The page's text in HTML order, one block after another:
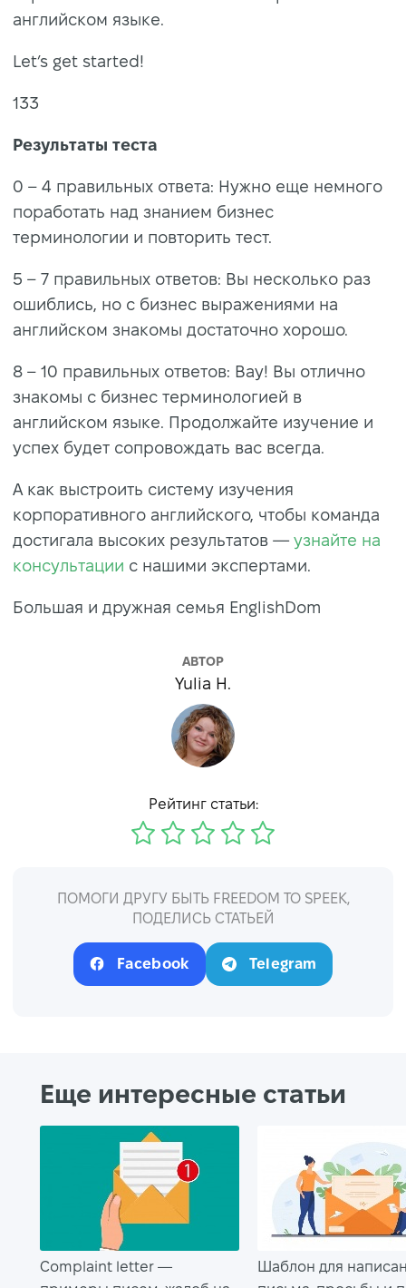
английском языке.
Let’s get started!
133
Результаты теста
0 – 4 правильных ответа: Нужно еще немного
поработать над знанием бизнес
терминологии и повторить тест.
5 – 7 правильных ответов: Вы несколько раз
ошиблись, но с бизнес выражениями на
английском знакомы достаточно хорошо.
8 – 10 правильных ответов: Вау! Вы отлично
знакомы с бизнес терминологией в
английском языке. Продолжайте изучение и
успех будет сопровождать вас всегда.
А как выстроить систему изучения
корпоративного английского, чтобы команда
достигала высоких результатов — узнайте на
консультации с нашими экспертами.
Большая и дружная семья EnglishDom
АВТОР
Yulia H.
Рейтинг статьи:
ПОМОГИ ДРУГУ БЫТЬ FREEDOM TO SPEEK,
ПОДЕЛИСЬ СТАТЬЕЙ
Facebook Telegram
Еще интересные статьи
Complaint letter —
Шаблон для